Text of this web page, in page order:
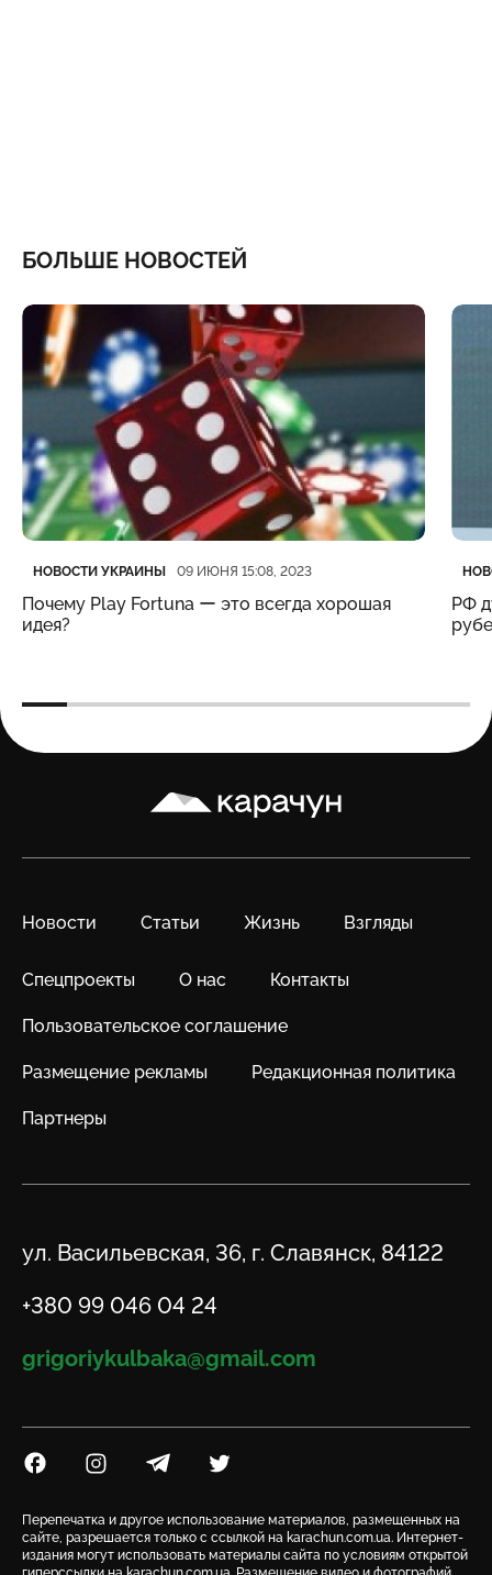
БОЛЬШЕ НОВОСТЕЙ
Категория
НОВОСТИ УКРАИНЫ
Дата публикации 09 ИЮНЯ 15:08, 2023
Почему Play Fortuna ー это всегда хорошая
идея?
РФ
Карачун
Новости Статьи Жизнь Взгляды
Спецпроекты О нас Контакты
Пользовательское соглашение
Размещение рекламы Редакционная политика
Партнеры
Адрес
ул. Васильевская, 36, г. Славянск, 84122
Телефон
+380 99 046 04 24
Email
grigoriykulbaka@gmail.com
Посилання на Facebook
Посилання на Instagram
Посилання на Telegram
Посилання на Twitter
Перепечатка и другое использование материалов, размещенных на
сайте, разрешается только с ссылкой на karachun.com.ua. Интернет-
издания могут использовать материалы сайта по условиям открытой